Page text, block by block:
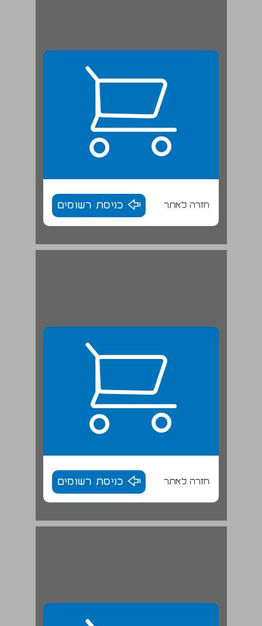
חזרה לאתר כניסת רשומים
חזרה לאתר כניסת רשומים